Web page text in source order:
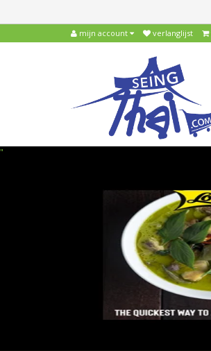
mijn account verlanglijst
"